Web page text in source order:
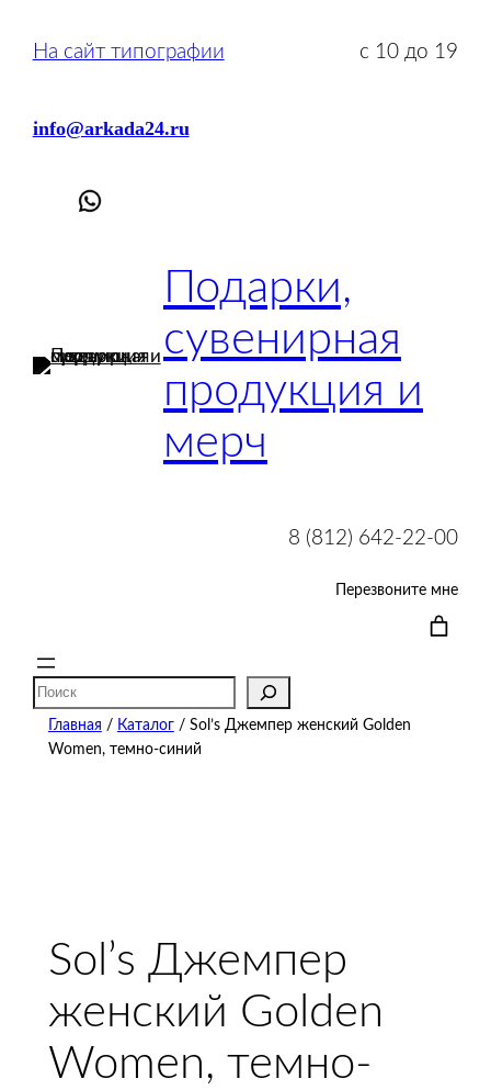
На сайт типографии с 10 до 19
info@arkada24.ru
Подарки,
сувенирная
продукция и
мерч
8 (812) 642-22-00
Перезвоните мне
Поиск
Главная / Каталог/ Sol’s Джемпер женский Golden
Women, темно-синий
Sol’s Джемпер
женский Golden
Women, темно-